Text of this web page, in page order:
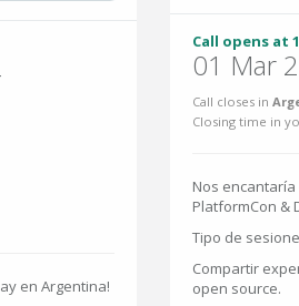
en Argentina!
Call opens at
01 Mar
Call closes in
Closing time in
Nos
PlatformCon &
Tipo de
Compartir
open source.